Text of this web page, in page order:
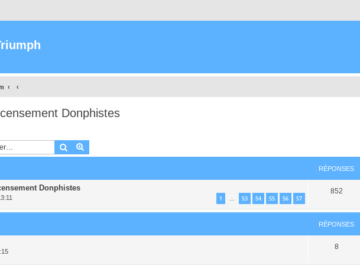
Donphistes
Rechercher
RÉPONSES
Donphistes
1 … 53 54 55 56 57
852
RÉPONSES
8